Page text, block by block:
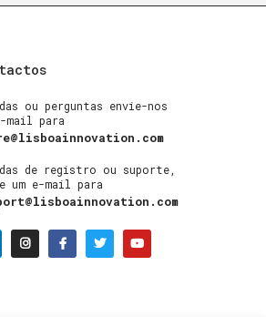
ou perguntas envie-nos
mail para
de registro ou suporte,
um e-mail para